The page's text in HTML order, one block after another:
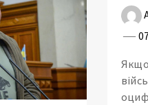
Якщо